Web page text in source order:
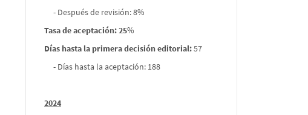
- Después de revisión: 8%
Tasa de aceptación: 25%
Días hasta la primera decisión editorial:57
- Días hasta la aceptación: 188
2024